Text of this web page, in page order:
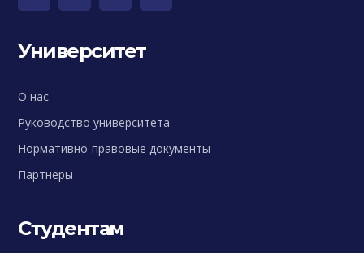
Университет
О нас
Руководство университета
Нормативно-правовые документы
Партнеры
Студентам